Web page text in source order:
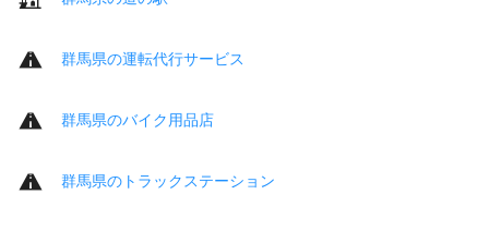
群馬県の運転代行サービス
群馬県のバイク用品店
群馬県のトラックステーション